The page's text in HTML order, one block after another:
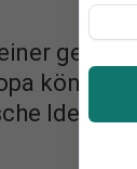
könne
Idee.